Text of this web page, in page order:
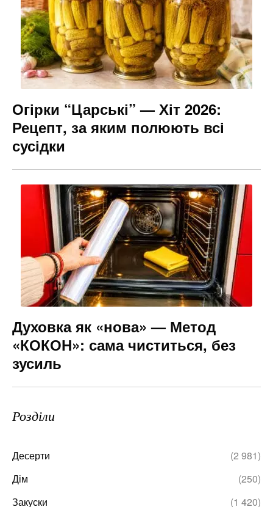
Огірки “Царські” — Хіт 2026:
Рецепт, за яким полюють всі
сусідки
Духовка як «нова» — Метод
«КОКОН»: сама чиститься, без
зусиль
Розділи
Десерти
(2 981)
Дім
(250)
Закуски
(1 420)